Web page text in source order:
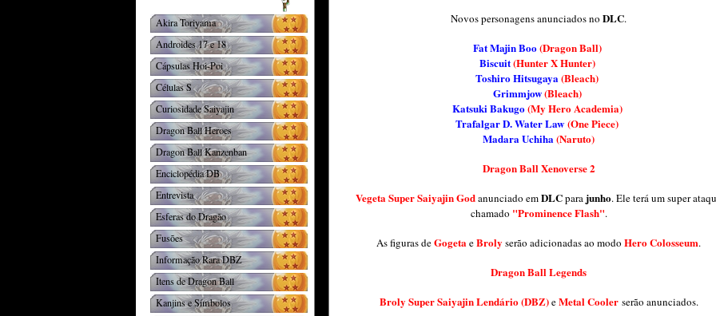
Novos personagens anunciados no DLC.
Fat Majin Boo(Dragon Ball)
Biscuit(Hunter X Hunter)
Toshiro Hitsugaya (Bleach)
Grimmjow(Bleach)
Katsuki Bakugo(My Hero Academia)
Trafalgar D. Water Law (One Piece)
Madara Uchiha (Naruto)
Dragon Ball Xenoverse 2
Vegeta Super Saiyajin Godanunciado emDLCpara junho. Ele terá um super
chamado "Prominence Flash".
As figuras deGogeta eBroly serão adicionadas ao modo Hero Colosseum.
Dragon Ball Legends
Broly Super Saiyajin Lendário (DBZ)eMetal Coolerserão anunciados.
Akira Toriyama
Androides 17 e 18
Cápsulas Hoi-Poi
Células S
Curiosidade Saiyajin
Dragon Ball Heroes
Dragon Ball Kanzenban
Enciclopédia DB
Entrevista
Esferas do Dragão
Fusões
Informação Rara DBZ
Itens de Dragon Ball
Kanjins e Símbolos